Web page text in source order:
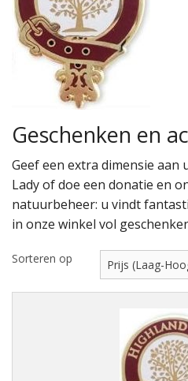
Highland Titles
Verhuur
AFGEPRIJST - UITVERKOOP
Geschenken en
Geef een extra dimensie aan
Lady of doe een donatie en
natuurbeheer: u vindt
in onze winkel vol
Sorteren op